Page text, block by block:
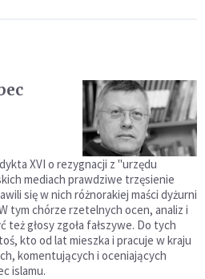
XVI o rezygnacji z "urzędu
mediach prawdziwe trzęsienie
się w nich różnorakiej maści dyżurni
tym chórze rzetelnych ocen, analiz i
też głosy zgoła fałszywe. Do tych
kto od lat mieszka i pracuje w kraju
komentujących i oceniających
islamu.